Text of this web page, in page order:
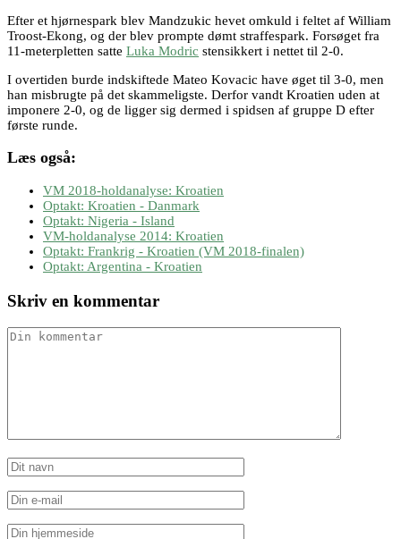
Efter et hjørnespark blev Mandzukic hevet omkuld i feltet af William
Troost-Ekong, og der blev prompte dømt straffespark. Forsøget fra
11-meterpletten satte Luka Modric stensikkert i nettet til 2-0.
I overtiden burde indskiftede Mateo Kovacic have øget til 3-0, men
han misbrugte på det skammeligste. Derfor vandt Kroatien uden at
imponere 2-0, og de ligger sig dermed i spidsen af gruppe D efter
første runde.
Læs også:
VM 2018-holdanalyse: Kroatien
Optakt: Kroatien - Danmark
Optakt: Nigeria - Island
VM-holdanalyse 2014: Kroatien
Optakt: Frankrig - Kroatien (VM 2018-finalen)
Optakt: Argentina - Kroatien
Skriv en kommentar